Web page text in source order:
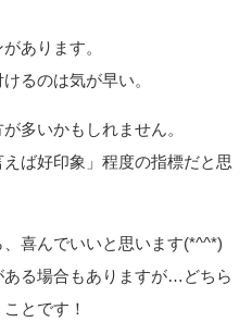
あります。
るのは気が早い。
多いかもしれません。
ば好印象」程度の指標だと思
喜んでいいと思います(*^^*)
ある場合もありますが…どちら
とです！